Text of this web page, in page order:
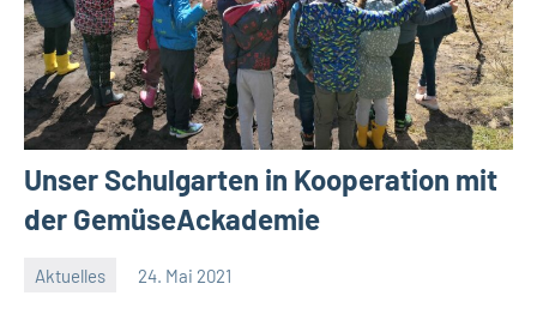
Unser Schulgarten in Kooperation mit
der GemüseAckademie
Aktuelles 24. Mai 2021